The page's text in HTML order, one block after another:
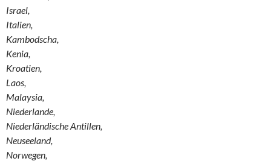
Israel,
Italien,
Kambodscha,
Kenia,
Kroatien,
Laos,
Malaysia,
Niederlande,
Niederländische Antillen,
Neuseeland,
Norwegen,